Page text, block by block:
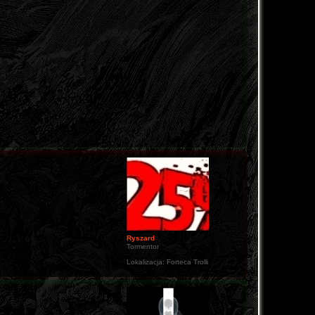
Ryszard
Tormentor
Lokalizacja: Forteca Trolli